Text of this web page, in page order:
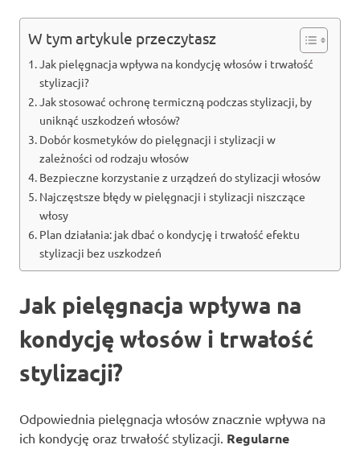
W tym artykule przeczytasz
Jak pielęgnacja wpływa na kondycję włosów i trwałość
stylizacji?
Jak stosować ochronę termiczną podczas stylizacji, by
uniknąć uszkodzeń włosów?
Dobór kosmetyków do pielęgnacji i stylizacji w
zależności od rodzaju włosów
Bezpieczne korzystanie z urządzeń do stylizacji włosów
Najczęstsze błędy w pielęgnacji i stylizacji niszczące
włosy
Plan działania: jak dbać o kondycję i trwałość efektu
stylizacji bez uszkodzeń
Jak pielęgnacja wpływa na
kondycję włosów i trwałość
stylizacji?
Odpowiednia pielęgnacja włosów znacznie wpływa na
ich kondycję oraz trwałość stylizacji. Regularne